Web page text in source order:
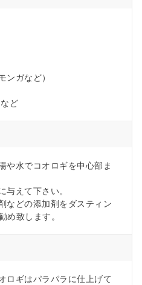
ガなど）
ど
や水でコオロギを中心部ま
えて下さい。
などの添加剤をダスティン
め致します。
ロギはパラパラに仕上げて